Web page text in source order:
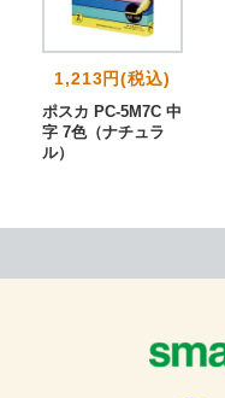
1,213円(税込)
ポスカ PC-5M7C 中
字 7色（ナチュラ
ル）